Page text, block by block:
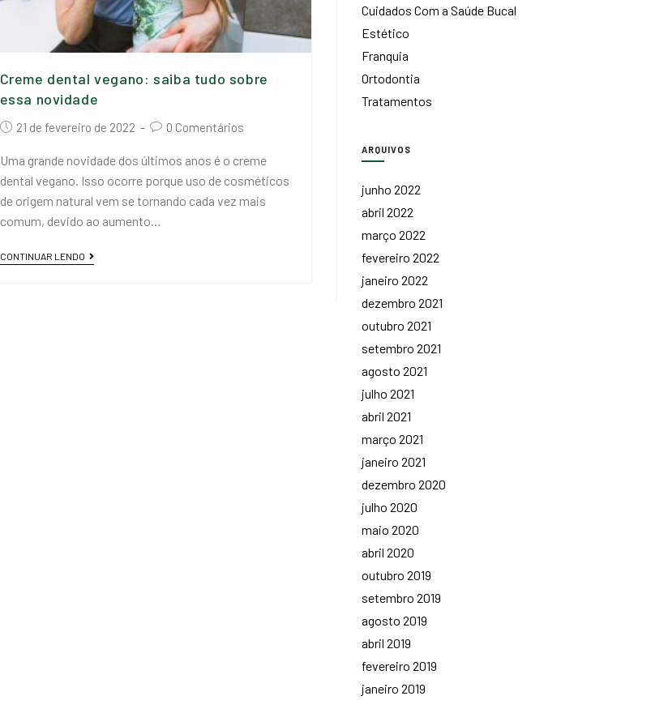
Creme dental vegano: saiba tudo sobre
essa novidade
21 de fevereiro de 2022 0 Comentários
Uma grande novidade dos últimos anos é o creme
dental vegano. Isso ocorre porque uso de cosméticos
de origem natural vem se tornando cada vez mais
comum, devido ao aumento…
CONTINUAR LENDO
Cuidados Com a Saúde Bucal
Estético
Franquia
Ortodontia
Tratamentos
ARQUIVOS
junho 2022
abril 2022
março 2022
fevereiro 2022
janeiro 2022
dezembro 2021
outubro 2021
setembro 2021
agosto 2021
julho 2021
abril 2021
março 2021
janeiro 2021
dezembro 2020
julho 2020
maio 2020
abril 2020
outubro 2019
setembro 2019
agosto 2019
abril 2019
fevereiro 2019
janeiro 2019